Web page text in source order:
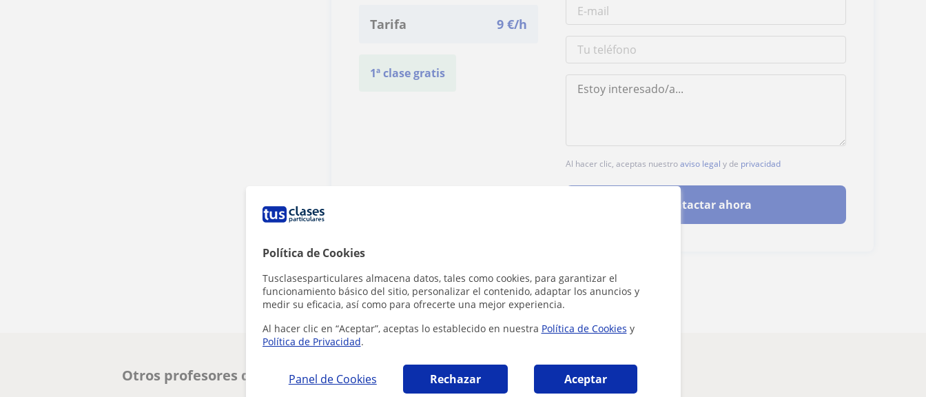
Política de Cookies
Tusclasesparticulares almacena datos, tales como cookies, para garantizar el
funcionamiento básico del sitio, personalizar el contenido, adaptar los anuncios y
medir su eficacia, así como para ofrecerte una mejor experiencia.
Al hacer clic en “Aceptar”, aceptas lo establecido en nuestra Política de Cookies y
Política de Privacidad.
Panel de Cookies Rechazar Aceptar
Tarifa 9 €/h
1ª clase gratis
Al hacer clic, aceptas nuestroaviso legal y de privacidad
Contactar ahora
¿Hay algún error en este perfil?Cuéntanos
Otros profesores de Euskera en Bilbao que pueden interesarte